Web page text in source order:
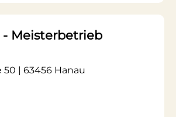
- Meisterbetrieb
| 63456 Hanau